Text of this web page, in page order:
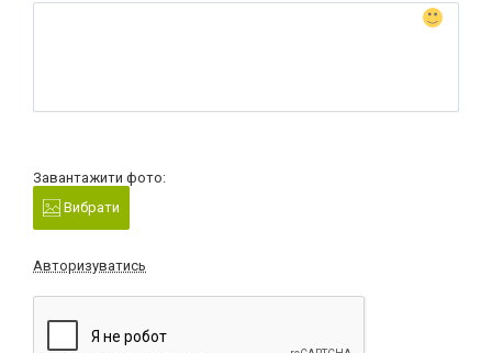
Завантажити фото:
Вибрати
Авторизуватись